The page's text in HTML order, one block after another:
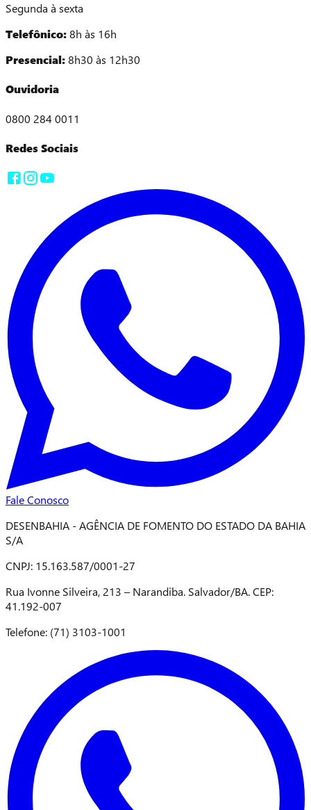
Segunda à sexta
Telefônico:8h às 16h
Presencial:8h30 às 12h30
Ouvidoria
0800 284 0011
Redes Sociais
Fale Conosco
DESENBAHIA - AGÊNCIA DE FOMENTO DO ESTADO DA BAHIA
S/A
CNPJ: 15.163.587/0001-27
Rua Ivonne Silveira, 213 – Narandiba. Salvador/BA. CEP:
41.192-007
Telefone: (71) 3103-1001